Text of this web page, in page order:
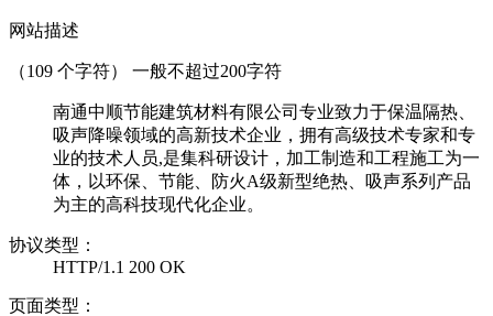
网站描述
（109 个字符） 一般不超过200字符
南通中顺节能建筑材料有限公司专业致力于保温隔热、
吸声降噪领域的高新技术企业，拥有高级技术专家和专
业的技术人员,是集科研设计，加工制造和工程施工为一
体，以环保、节能、防火A级新型绝热、吸声系列产品
为主的高科技现代化企业。
协议类型：
HTTP/1.1 200 OK
页面类型：